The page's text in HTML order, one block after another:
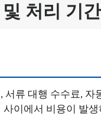
처리 기간
류 대행 수수료, 자
이에서 비용이 발